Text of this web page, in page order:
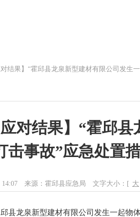
对结果】“霍邱县龙泉新型建材有限公司发生
对结果】“霍邱
击事故”应急处置
14:07 来源：霍邱县应急局 文字大小：[ 大
县龙泉新型建材有限公司发生一起